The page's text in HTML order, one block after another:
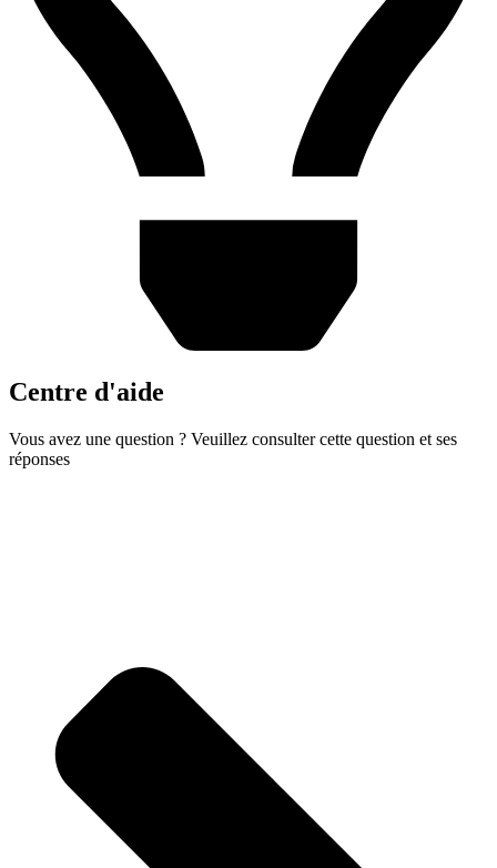
Centre d'aide
Vous avez une question ? Veuillez consulter cette question et ses
réponses